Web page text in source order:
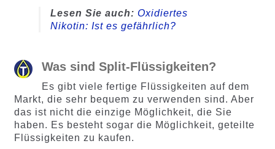
Kundenb
ewertung
Kundenb
ewertung
Lesen Sie auch: Oxidiertes
Nikotin: Ist es gefährlich?
Was sind Split-Flüssigkeiten?
Es gibt viele fertige Flüssigkeiten auf dem
Markt, die sehr bequem zu verwenden sind. Aber
das ist nicht die einzige Möglichkeit, die Sie
haben. Es besteht sogar die Möglichkeit, geteilte
Flüssigkeiten zu kaufen.